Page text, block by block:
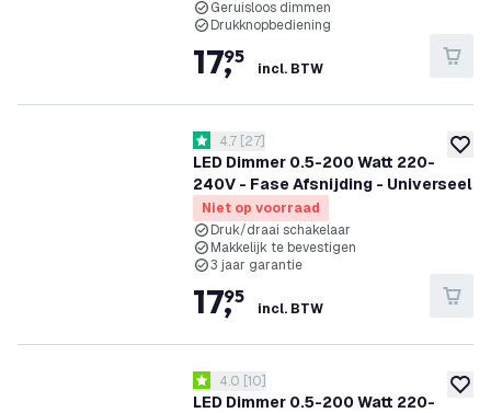
Geruisloos dimmen
Drukknopbediening
17,
95
incl. BTW
LED Dimmer 0.5-200 Watt 220-
240V - Fase Afsnijding - Universeel
reviews drawer openen
4.7 score sterren
4.7 [27]
Niet op voorraad
Druk/draai schakelaar
Makkelijk te bevestigen
3 jaar garantie
17,
95
incl. BTW
LED Dimmer 0.5-200 Watt 220-
reviews drawer openen
4 score sterren
4.0 [10]